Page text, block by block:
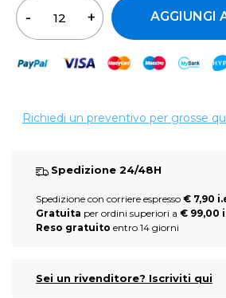
AGGIUNGI
Richiedi un preventivo per grosse
Spedizione 24/48H
Spedizione con corriere espresso € 7,90
Gratuita per ordini superiori a € 99,00
Reso gratuito entro 14 giorni
Sei un rivenditore? Iscriviti qui